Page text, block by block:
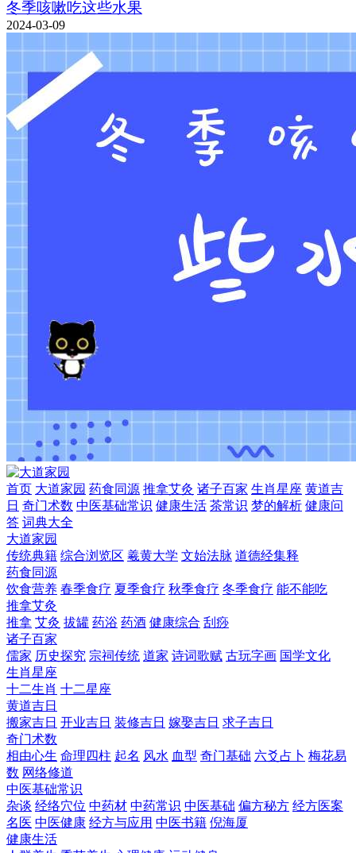
冬季咳嗽吃这些水果
2024-03-09
首页 大道家园 药食同源 推拿艾灸 诸子百家 生肖星座 黄道吉
日 奇门术数 中医基础常识 健康生活 茶常识 梦的解析 健康问
答 词典大全
大道家园
传统典籍 综合浏览区 羲黄大学 文始法脉 道德经集释
药食同源
饮食营养 春季食疗 夏季食疗 秋季食疗 冬季食疗 能不能吃
推拿艾灸
推拿 艾灸 拔罐 药浴 药酒 健康综合 刮痧
诸子百家
儒家 历史探究 宗祠传统 道家 诗词歌赋 古玩字画 国学文化
生肖星座
十二生肖 十二星座
黄道吉日
搬家吉日 开业吉日 装修吉日 嫁娶吉日 求子吉日
奇门术数
相由心生 命理四柱 起名 风水 血型 奇门基础 六爻占卜 梅花易
数 网络修道
中医基础常识
杂谈 经络穴位 中药材 中药常识 中医基础 偏方秘方 经方医案
名医 中医健康 经方与应用 中医书籍 倪海厦
健康生活